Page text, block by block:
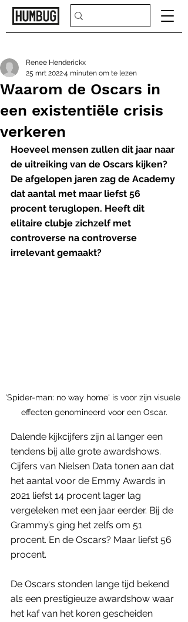
Waarom de Oscars in
een existentiële crisis
verkeren
Renee Henderickx
25 mrt 20224 minuten om te lezen
Hoeveel mensen zullen dit jaar naar
de uitreiking van de Oscars kijken?
De afgelopen jaren zag de Academy
dat aantal met maar liefst 56
procent teruglopen. Heeft dit
elitaire clubje zichzelf met
controverse na controverse
irrelevant gemaakt?
'Spider-man: no way home' is voor zijn visuele
effecten genomineerd voor een Oscar.
Dalende kijkcijfers zijn al langer een
tendens bij alle grote awardshows.
Cijfers van Nielsen Data tonen aan dat
het aantal voor de Emmy Awards in
2021 liefst 14 procent lager lag
vergeleken met een jaar eerder. Bij de
Grammy’s ging het zelfs om 51
procent. En de Oscars? Maar liefst 56
procent.
De Oscars stonden lange tijd bekend
als een prestigieuze awardshow waar
het kaf van het koren gescheiden